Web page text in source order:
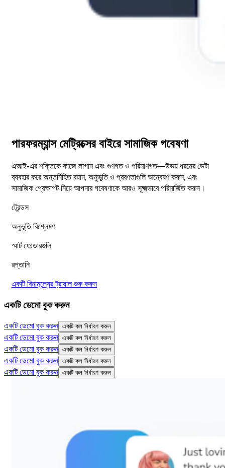
পারফরম্যান্স মেট্রিক্সের বাইরে সামাজিক গবেষণা
এআই-এর শক্তিকে কাজে লাগান এবং গুণগত ও পরিমাণগত—উভয় ধরনের ডেটা
ব্যবহার করে অন্তর্নিহিত বয়ান, অনুভূতি ও প্রবণতাগুলি অন্বেষণ করুন, এবং
সামাজিক প্রেক্ষাপট নিয়ে আপনার গবেষণাকে আরও সূক্ষ্মভাবে পরিমার্জিত করুন।
ট্রেন্ডস
অনুভূতি বিশ্লেষণ
স্মার্ট ফোল্ডারগুলি
রপ্তানি
একটি বিনামূল্যের ট্রায়াল শুরু করুন
একটি ডেমো বুক করুন
একটি ডেমো বুক করুন একটি কল নির্ধারণ করুন
একটি ডেমো বুক করুন একটি কল নির্ধারণ করুন
একটি ডেমো বুক করুন একটি কল নির্ধারণ করুন
একটি ডেমো বুক করুন একটি কল নির্ধারণ করুন
একটি ডেমো বুক করুন একটি কল নির্ধারণ করুন